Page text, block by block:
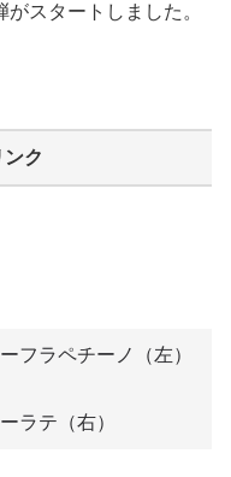
スタートしました。
ンク
フラペチーノ（左）
ラテ（右）